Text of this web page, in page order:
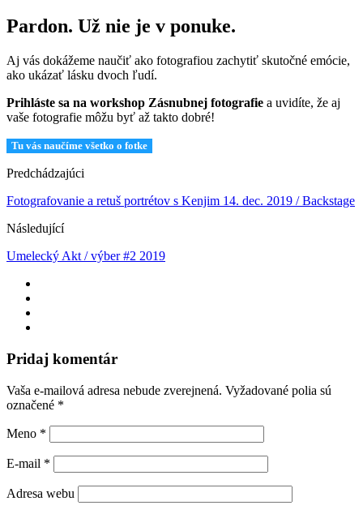
Pardon. Už nie je v ponuke.
Aj vás dokážeme naučiť ako fotografiou zachytiť skutočné emócie,
ako ukázať lásku dvoch ľudí.
Prihláste sa na workshop Zásnubnej fotografie a uvidíte, že aj
vaše fotografie môžu byť až takto dobré!
Tu vás naučíme všetko o fotke
Predchádzajúci
Fotografovanie a retuš portrétov s Kenjim 14. dec. 2019 / Backstage
Následující
Umelecký Akt / výber #2 2019
Pridaj komentár
Vaša e-mailová adresa nebude zverejnená. Vyžadované polia sú
označené *
Meno *
E-mail *
Adresa webu